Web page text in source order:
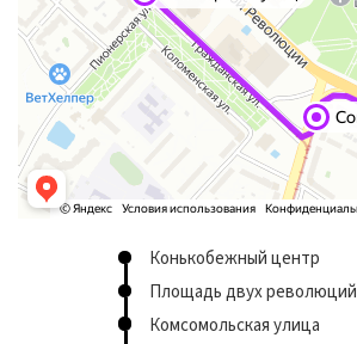
Конькобежный центр
Площадь двух революций
Комсомольская улица